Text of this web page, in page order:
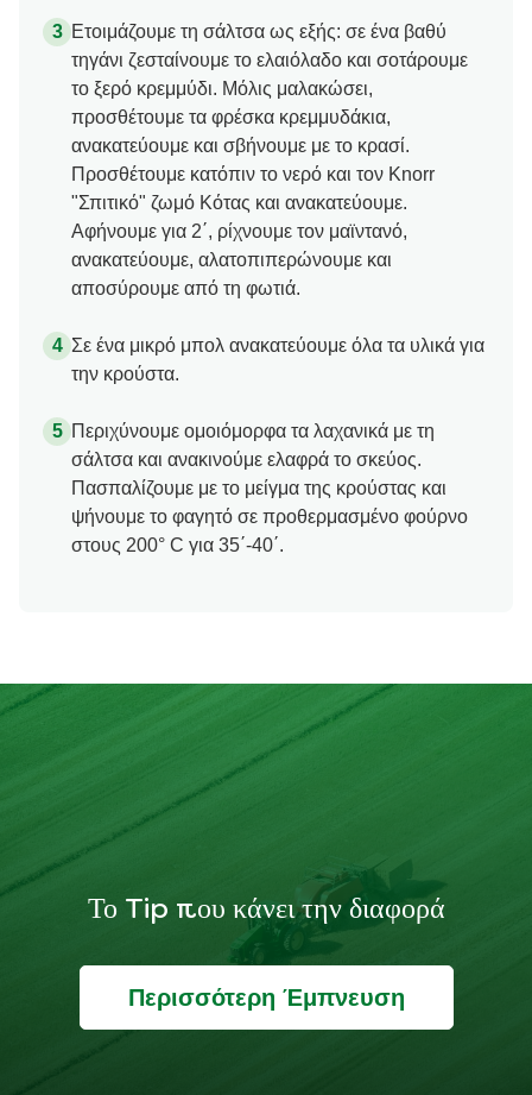
Ετοιμάζουμε τη σάλτσα ως εξής: σε ένα βαθύ
τηγάνι ζεσταίνουμε το ελαιόλαδο και σοτάρουμε
το ξερό κρεμμύδι. Μόλις μαλακώσει,
προσθέτουμε τα φρέσκα κρεμμυδάκια,
ανακατεύουμε και σβήνουμε με το κρασί.
Προσθέτουμε κατόπιν το νερό και τον Knorr
"Σπιτικό" ζωμό Κότας και ανακατεύουμε.
Αφήνουμε για 2΄, ρίχνουμε τον μαϊντανό,
ανακατεύουμε, αλατοπιπερώνουμε και
αποσύρουμε από τη φωτιά.
Σε ένα μικρό μπολ ανακατεύουμε όλα τα υλικά για
την κρούστα.
Περιχύνουμε ομοιόμορφα τα λαχανικά με τη
σάλτσα και ανακινούμε ελαφρά το σκεύος.
Πασπαλίζουμε με το μείγμα της κρούστας και
ψήνουμε το φαγητό σε προθερμασμένο φούρνο
στους 200° C για 35΄-40΄.
Το Tip που κάνει την διαφορά
Περισσότερη Έμπνευση